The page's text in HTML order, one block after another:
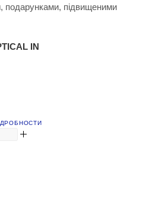
подарунками, підвищеними
IN